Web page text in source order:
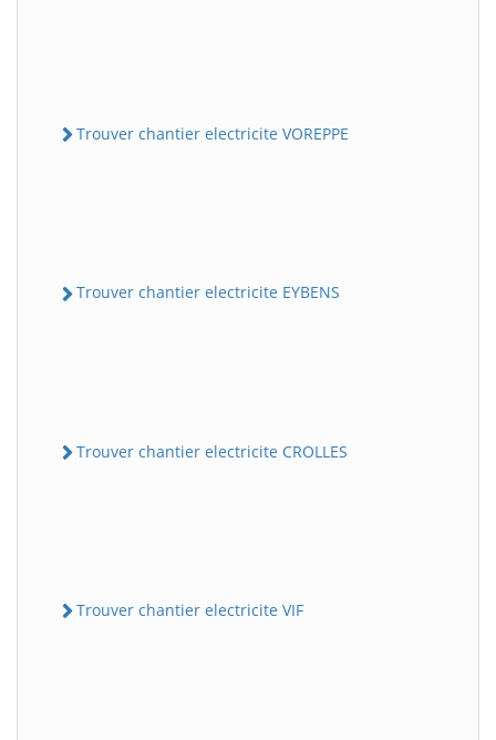
Trouver chantier electricite VOREPPE
Trouver chantier electricite EYBENS
Trouver chantier electricite CROLLES
Trouver chantier electricite VIF